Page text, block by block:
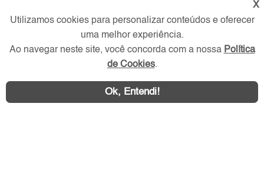
Redes Sociais
X
Utilizamos cookies para personalizar conteúdos e oferecer
uma melhor experiência.
Ao navegar neste site, você concorda com a nossa Política
de Cookies.
Ok, Entendi!